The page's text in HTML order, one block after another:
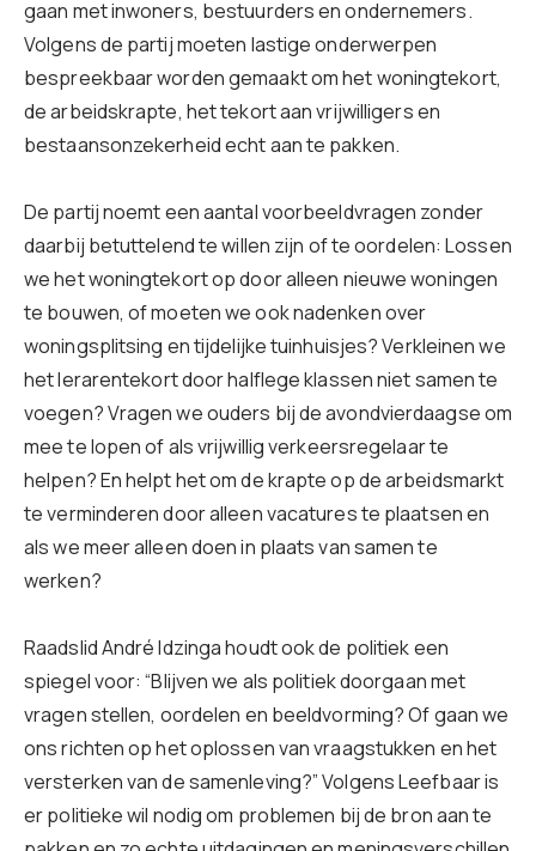
gaan met inwoners, bestuurders en ondernemers.
Volgens de partij moeten lastige onderwerpen
bespreekbaar worden gemaakt om het woningtekort,
de arbeidskrapte, het tekort aan vrijwilligers en
bestaansonzekerheid echt aan te pakken.
De partij noemt een aantal voorbeeldvragen zonder
daarbij betuttelend te willen zijn of te oordelen: Lossen
we het woningtekort op door alleen nieuwe woningen
te bouwen, of moeten we ook nadenken over
woningsplitsing en tijdelijke tuinhuisjes? Verkleinen we
het lerarentekort door halflege klassen niet samen te
voegen? Vragen we ouders bij de avondvierdaagse om
mee te lopen of als vrijwillig verkeersregelaar te
helpen? En helpt het om de krapte op de arbeidsmarkt
te verminderen door alleen vacatures te plaatsen en
als we meer alleen doen in plaats van samen te
werken?
Raadslid André Idzinga houdt ook de politiek een
spiegel voor: “Blijven we als politiek doorgaan met
vragen stellen, oordelen en beeldvorming? Of gaan we
ons richten op het oplossen van vraagstukken en het
versterken van de samenleving?” Volgens Leefbaar is
er politieke wil nodig om problemen bij de bron aan te